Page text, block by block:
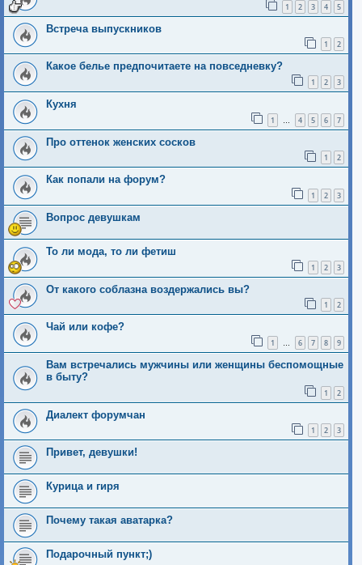
1 2 3 4 5
Встреча выпускников
1 2
Какое белье предпочитаете на повседневку?
1 2 3
Кухня
1 … 4 5 6 7
Про оттенок женских сосков
1 2
Как попали на форум?
1 2 3
Вопрос девушкам
То ли мода, то ли фетиш
1 2 3
От какого соблазна воздержались вы?
1 2
Чай или кофе?
1 … 6 7 8 9
Вам встречались мужчины или женщины беспомощные
в быту?
1 2
Диалект форумчан
1 2 3
Привет, девушки!
Курица и гиря
Почему такая аватарка?
Подарочный пункт;)